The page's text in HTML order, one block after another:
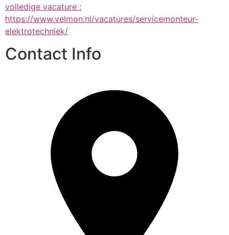
volledige vacature :
https://www.velmon.nl/vacatures/servicemonteur-
elektrotechniek/
Contact Info